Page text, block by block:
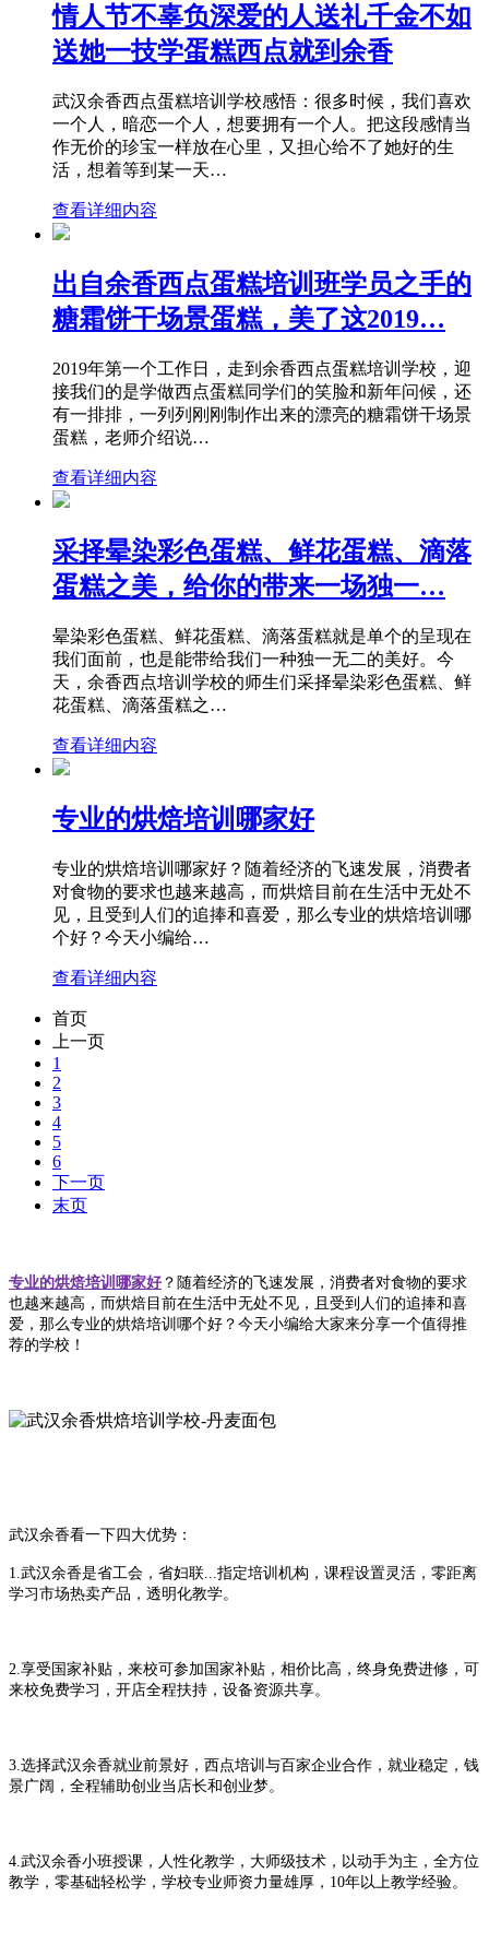
情人节不辜负深爱的人送礼千金不如
送她一技学蛋糕西点就到余香
武汉余香西点蛋糕培训学校感悟：很多时候，我们喜欢
一个人，暗恋一个人，想要拥有一个人。把这段感情当
作无价的珍宝一样放在心里，又担心给不了她好的生
活，想着等到某一天…
查看详细内容
出自余香西点蛋糕培训班学员之手的
糖霜饼干场景蛋糕，美了这2019…
2019年第一个工作日，走到余香西点蛋糕培训学校，迎
接我们的是学做西点蛋糕同学们的笑脸和新年问候，还
有一排排，一列列刚刚制作出来的漂亮的糖霜饼干场景
蛋糕，老师介绍说…
查看详细内容
采择晕染彩色蛋糕、鲜花蛋糕、滴落
蛋糕之美，给你的带来一场独一…
晕染彩色蛋糕、鲜花蛋糕、滴落蛋糕就是单个的呈现在
我们面前，也是能带给我们一种独一无二的美好。今
天，余香西点培训学校的师生们采择晕染彩色蛋糕、鲜
花蛋糕、滴落蛋糕之…
查看详细内容
专业的烘焙培训哪家好
专业的烘焙培训哪家好？随着经济的飞速发展，消费者
对食物的要求也越来越高，而烘焙目前在生活中无处不
见，且受到人们的追捧和喜爱，那么专业的烘焙培训哪
个好？今天小编给…
查看详细内容
首页
上一页
1
2
3
4
5
6
下一页
末页
专业的烘焙培训哪家好 ？随着经济的飞速发展，消费者对食物的要求
也越来越高，而烘焙目前在生活中无处不见，且受到人们的追捧和喜
爱，那么专业的烘焙培训哪个好？今天小编给大家来分享一个值得推
荐的学校！
武汉余香看一下四大优势：
1. 武汉余香是省工会，省妇联 指定培训机构 ，课程设置灵活， 零距离
学习市场热卖产品 ，透明化教学。
2. 享受国家补贴，来校可参加国家补贴，相价比高，终身免费进修，可
来校免费学习，开店全程扶持，设备资源共享。
3. 选择武汉余香就业前景好，西点培训与百家企业合作，就业稳定， 钱
景广阔 ，全程辅助创业当店长和创业梦。
4. 武汉余香小班授课，人性化教学， 大师级技术 ， 以动手为主 ，全方位
教学，零基础轻松学，学校专业师资力量雄厚， 10年以上教学经验。